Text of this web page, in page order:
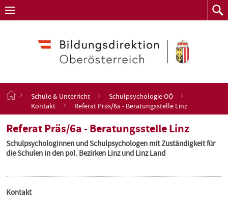
Zum
Inhalt
Navigation
Navigation
aufklappen
Zum
S
a
t
s
e
Schule & Unterricht
Schulpsychologie OÖ
Kontakt
Referat Präs/6a - Beratungsstelle Linz
Referat Präs/6a - Beratungsstelle Linz
Schulpsychologinnen und Schulpsychologen mit Zuständigkeit für
die Schulen in den pol. Bezirken Linz und Linz Land
Kontakt